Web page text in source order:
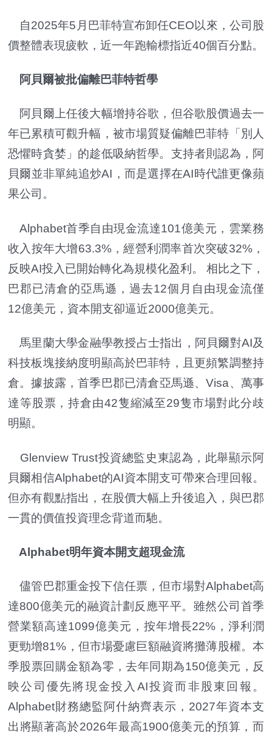
自2025年5月巴菲特宣布卸任CEO以來，公司股
價整體表現疲軟，近一年跑輸標指近40個百分點。
阿貝爾被批偏離巴菲特哲學
阿貝爾上任後大幅增持谷歌，但谷歌股價過去一
年已累積可觀升幅，被市場質疑偏離巴菲特「別人
恐懼時貪婪」的趁低吸納哲學。支持者則認為，阿
貝爾並非單純追炒AI，而是選擇在AI時代誰更像蘋
果公司。
Alphabet首季自由現金流達101億美元，雲業務
收入按年大增63.3%，經營利潤率首次突破32%，
反映AI投入已開始轉化為規模化盈利。 相比之下，
巴郡已清倉的亞馬遜，過去12個月自由現金流僅
12億美元，資本開支卻逼近2000億美元。
馬里蘭大學金融學教授占士指出，阿貝爾對AI及
科技板塊接納度明顯高於巴菲特，且更頻繁調整持
倉。據披露，首季巴郡已清倉亞馬遜、Visa、萬事
達等股票，持倉由42隻縮減至29隻市場對此分歧
明顯。
Glenview Trust投資總監史東認為，此舉顯示阿
貝爾相信Alphabet的AI資本開支可帶來合理回報。
但亦有觀點指出，在股價大幅上升後追入，與巴郡
一貫的價值投資理念背道而馳。
Alphabet明年資本開支超現金流
儘管巴郡重金投下信任票，但市場對Alphabet高
達800億美元的融資計劃反應平平。雖然公司首季
營業額高達1099億美元，按年增長22%，淨利潤
更勁增81%，但市場憂慮巨額融資將攤薄股權。本
季股票回購金額為零，去年同期為150億美元，反
映公司優先將現金投入AI投資而非股東回報。
Alphabet財務總監阿什納齊表示，2027年資本支
出將顯著高於2026年最高1900億美元的預算，而